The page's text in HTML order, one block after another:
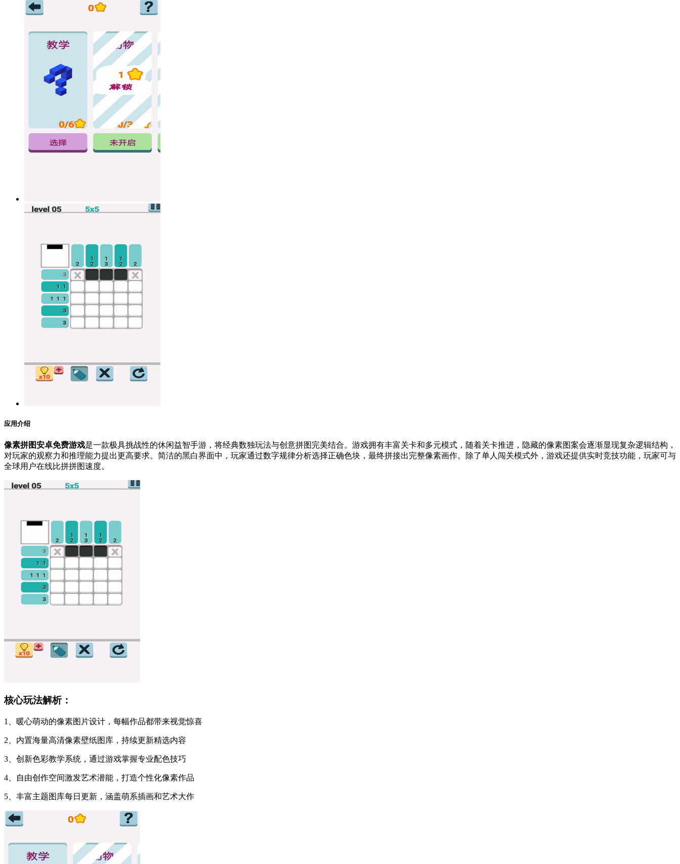
应用介绍
像素拼图安卓免费游戏是一款极具挑战性的休闲益智手游，将经典数独玩法与创意拼图完美结合。游戏拥有丰富关卡和多元模式，随着关卡推进，隐藏的像素图案会逐渐显现复杂逻辑结构，
对玩家的观察力和推理能力提出更高要求。简洁的黑白界面中，玩家通过数字规律分析选择正确色块，最终拼接出完整像素画作。除了单人闯关模式外，游戏还提供实时竞技功能，玩家可与
全球用户在线比拼拼图速度。
核心玩法解析：
1、暖心萌动的像素图片设计，每幅作品都带来视觉惊喜
2、内置海量高清像素壁纸图库，持续更新精选内容
3、创新色彩教学系统，通过游戏掌握专业配色技巧
4、自由创作空间激发艺术潜能，打造个性化像素作品
5、丰富主题图库每日更新，涵盖萌系插画和艺术大作